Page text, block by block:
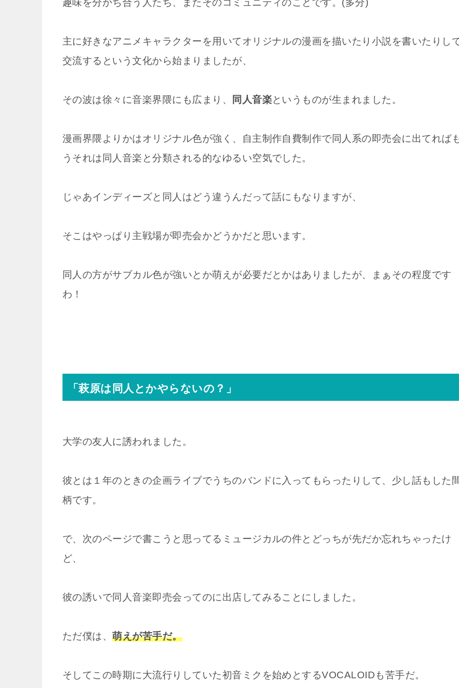
趣味を分かち合う人たち、またそのコミュニティのことです。(多分)
主に好きなアニメキャラクターを用いてオリジナルの漫画を描いたり小説を書いたりし
交流するという文化から始まりましたが、
その波は徐々に音楽界隈にも広まり、 同人音楽というものが生まれました。
漫画界隈よりかはオリジナル色が強く、自主制作自費制作で同人系の即売会に出てれば
うそれは同人音楽と分類される的なゆるい空気でした。
じゃあインディーズと同人はどう違うんだって話にもなりますが、
そこはやっぱり主戦場が即売会かどうかだと思います。
同人の方がサブカル色が強いとか萌えが必要だとかはありましたが、まぁその程度です
わ！
「萩原は同人とかやらないの？」
大学の友人に誘われました。
彼とは１年のときの企画ライブでうちのバンドに入ってもらったりして、少し話もした
柄です。
で、次のページで書こうと思ってるミュージカルの件とどっちが先だか忘れちゃったけ
ど、
彼の誘いで同人音楽即売会ってのに出店してみることにしました。
ただ僕は、萌えが苦手だ。
そしてこの時期に大流行りしていた初音ミクを始めとするVOCALOIDも苦手だ。